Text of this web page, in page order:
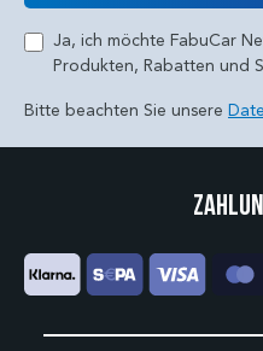
Ja, ich möchte FabuCar
Produkten, Rabatten und
Bitte beachten Sie unsere